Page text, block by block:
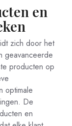
en
zich door het
geavanceerde
producten op
optimale
De
en